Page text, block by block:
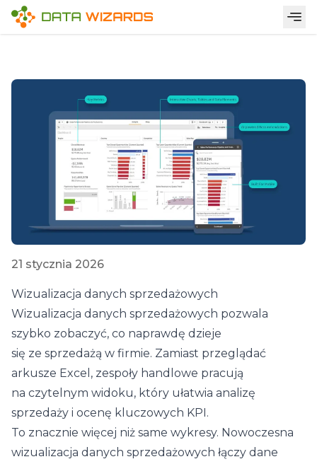
21 stycznia 2026
Wizualizacja danych sprzedażowych
Wizualizacja danych sprzedażowych pozwala
szybko zobaczyć, co naprawdę dzieje
się ze sprzedażą w firmie. Zamiast przeglądać
arkusze Excel, zespoły handlowe pracują
na czytelnym widoku, który ułatwia analizę
sprzedaży i ocenę kluczowych KPI.
To znacznie więcej niż same wykresy. Nowoczesna
wizualizacja danych sprzedażowych łączy dane